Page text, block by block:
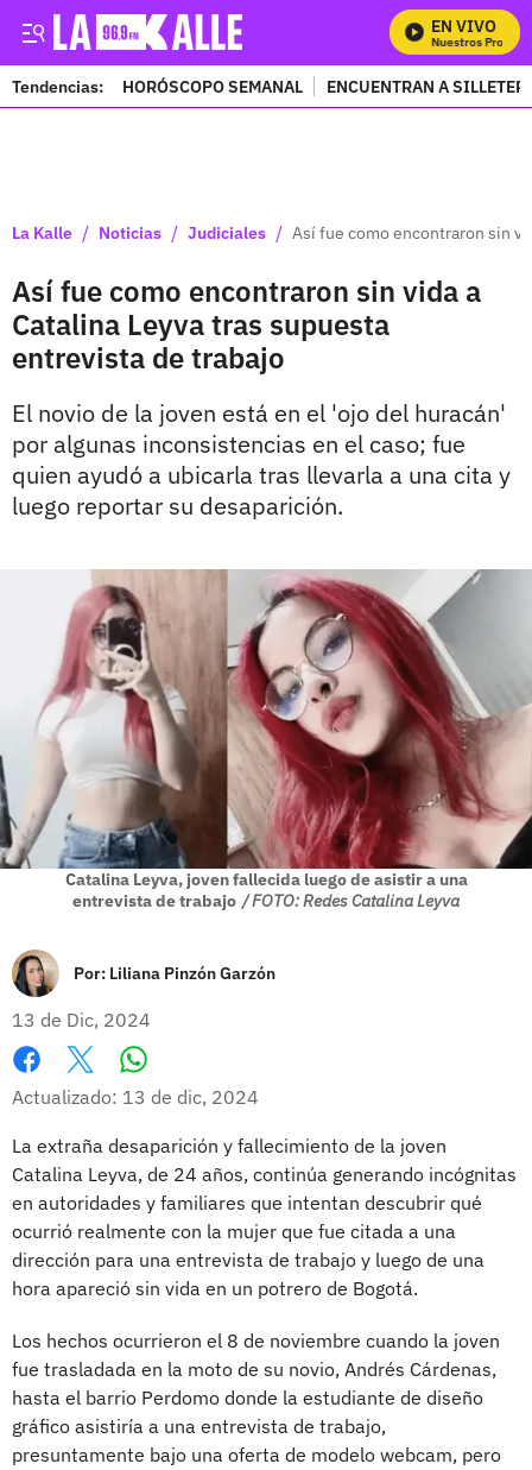
EN VIVO
Mira Todos Nuestros
Tendencias: HORÓSCOPO SEMANAL ENCUENTRAN A
La Kalle / Noticias / Judiciales / Así fue como encontraron sin
Así fue como encontraron sin vida a
Catalina Leyva tras supuesta
entrevista de trabajo
El novio de la joven está en el 'ojo del huracán'
por algunas inconsistencias en el caso; fue
quien ayudó a ubicarla tras llevarla a una cita y
luego reportar su desaparición.
Catalina Leyva, joven fallecida luego de asistir a una
entrevista de trabajo / FOTO: Redes Catalina Leyva
Por: Liliana Pinzón Garzón
13 de Dic, 2024
Facebook
X
Actualizado: 13 de dic, 2024
La extraña desaparición y fallecimiento de la joven
Catalina Leyva, de 24 años, continúa generando incógnitas
en autoridades y familiares que intentan descubrir qué
ocurrió realmente con la mujer que fue citada a una
dirección para una entrevista de trabajo y luego de una
hora apareció sin vida en un potrero de Bogotá.
Los hechos ocurrieron el 8 de noviembre cuando la joven
fue trasladada en la moto de su novio, Andrés Cárdenas,
hasta el barrio Perdomo donde la estudiante de diseño
gráfico asistiría a una entrevista de trabajo,
presuntamente bajo una oferta de modelo webcam, pero